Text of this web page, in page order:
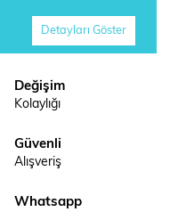
Detayları Göster
Değişim
Kolaylığı
Güvenli
Alışveriş
Whatsapp